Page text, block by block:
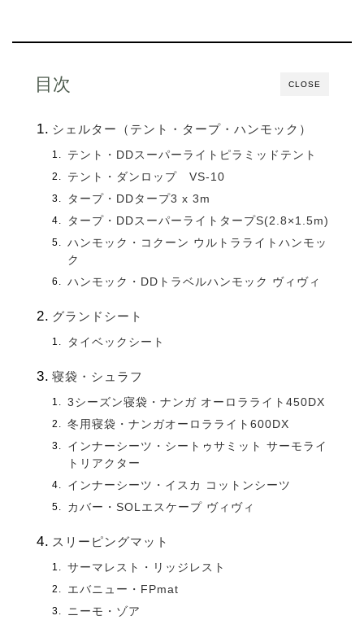
CLOSE
目次
シェルター（テント・タープ・ハンモック）
テント・DDスーパーライトピラミッドテント
テント・ダンロップ VS-10
タープ・DDタープ3 x 3m
タープ・DDスーパーライトタープS(2.8×1.5m)
ハンモック・コクーン ウルトラライトハンモッ
ク
ハンモック・DDトラベルハンモック ヴィヴィ
グランドシート
タイベックシート
寝袋・シュラフ
3シーズン寝袋・ナンガ オーロラライト450DX
冬用寝袋・ナンガオーロラライト600DX
インナーシーツ・シートゥサミット サーモライ
トリアクター
インナーシーツ・イスカ コットンシーツ
カバー・SOLエスケープ ヴィヴィ
スリーピングマット
サーマレスト・リッジレスト
エバニュー・FPmat
ニーモ・ゾア